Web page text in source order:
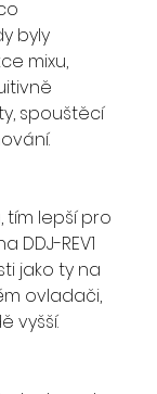
byly
mixu,
spouštěcí
tím lepší pro
DDJ-REV1
jako ty na
ovladači,
vyšší.